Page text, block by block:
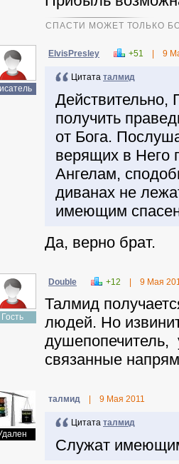
СПАСТИ МОЖЕТ ТОЛЬКО
ElvisPresley +51 9
Цитата талмид
Действительно,
получить
от Бога.
верящих в Него
Ангелам,
диванах не
имеющим
Да, верно брат.
Гость
Double +12 9 Мая
Талмид
людей. Но
душепопечитель,
связанные
талмид 9 Мая 2011
Цитата талмид
Служат